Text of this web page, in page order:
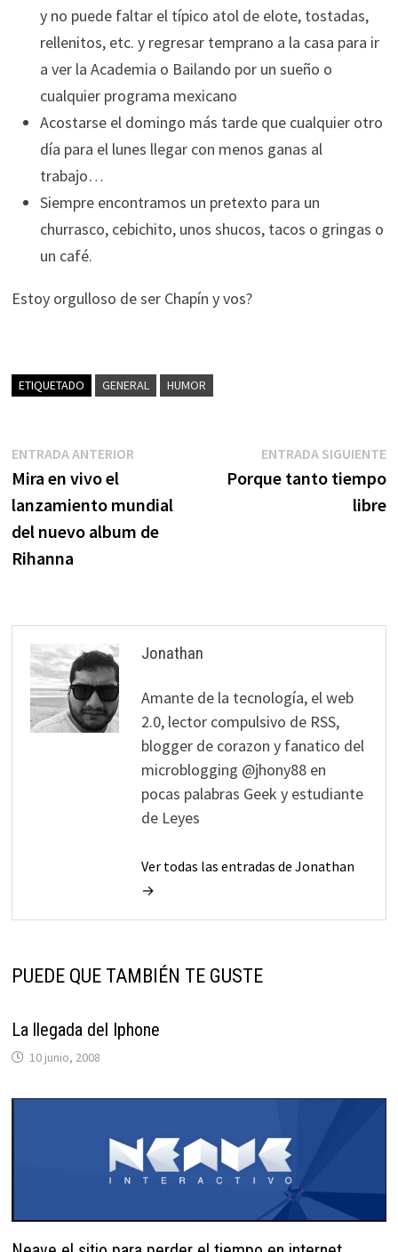
y no puede faltar el típico atol de elote, tostadas,
rellenitos, etc. y regresar temprano a la casa para ir
a ver la Academia o Bailando por un sueño o
cualquier programa mexicano
Acostarse el domingo más tarde que cualquier otro
día para el lunes llegar con menos ganas al
trabajo…
Siempre encontramos un pretexto para un
churrasco, cebichito, unos shucos, tacos o gringas o
un café.
Estoy orgulloso de ser Chapín y vos?
ETIQUETADO GENERAL HUMOR
Navegación
de
entradas
ENTRADA ANTERIOREntrada
Mira en vivo el
lanzamiento mundial
del nuevo album de
Rihanna
ENTRADA SIGUIENTE
Porque tanto tiempo
libre
Jonathan
Amante de la tecnología, el web
2.0, lector compulsivo de RSS,
blogger de corazon y fanatico del
microblogging @jhony88 en
pocas palabras Geek y estudiante
de Leyes
Ver todas las entradas de Jonathan
→
PUEDE QUE TAMBIÉN TE GUSTE
La llegada del Iphone
10 junio, 2008